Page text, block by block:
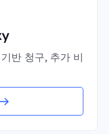
반 청구, 추가 비